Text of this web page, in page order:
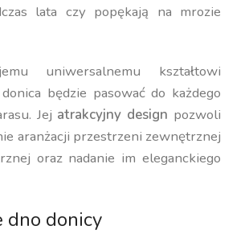
lata czy popękają na mrozie
uniwersalnemu kształtowi
będzie pasować do każdego
Jej atrakcyjny design pozwoli
aranżacji przestrzeni zewnętrznej
oraz nadanie im eleganckiego
dno donicy